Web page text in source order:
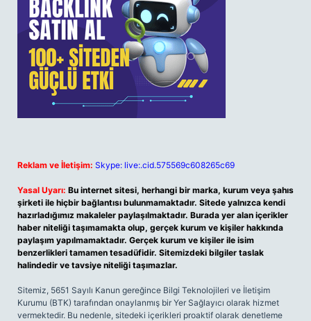
Reklam ve İletişim: Skype: live:.cid.575569c608265c69
Yasal Uyarı: Bu internet sitesi, herhangi bir marka, kurum veya şahıs
şirketi ile hiçbir bağlantısı bulunmamaktadır. Sitede yalnızca kendi
hazırladığımız makaleler paylaşılmaktadır. Burada yer alan içerikler
haber niteliği taşımamakta olup, gerçek kurum ve kişiler hakkında
paylaşım yapılmamaktadır. Gerçek kurum ve kişiler ile isim
benzerlikleri tamamen tesadüfidir. Sitemizdeki bilgiler taslak
halindedir ve tavsiye niteliği taşımazlar.
Sitemiz, 5651 Sayılı Kanun gereğince Bilgi Teknolojileri ve İletişim
Kurumu (BTK) tarafından onaylanmış bir Yer Sağlayıcı olarak hizmet
vermektedir. Bu nedenle, sitedeki içerikleri proaktif olarak denetleme